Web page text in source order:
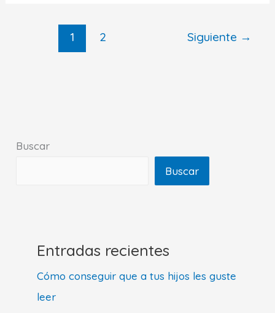
videojuegos
1 2 Siguiente →
Buscar
Buscar
Entradas recientes
Cómo conseguir que a tus hijos les guste
leer